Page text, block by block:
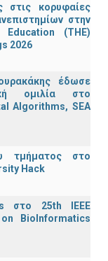
στις κορυφαίες
στην
Education (ΤΗΕ)
2026
έδωσε
ομιλία στο
Algorithms, SEA
τμήματος στο
Hack
στο 25th IEEE
BioInformatics